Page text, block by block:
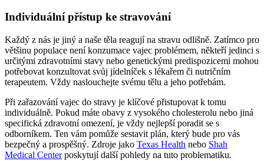
Individuální přístup ke stravování
Každý z nás je jiný a naše těla reagují na stravu odlišně. Zatímco pro
většinu populace není konzumace vajec problémem, někteří jedinci s
určitými zdravotními stavy nebo genetickými predispozicemi mohou
potřebovat konzultovat svůj jídelníček s lékařem či nutričním
terapeutem. Vždy naslouchejte svému tělu a jeho potřebám.
Při zařazování vajec do stravy je klíčové přistupovat k tomu
individuálně. Pokud máte obavy z vysokého cholesterolu nebo jiná
specifická zdravotní omezení, je vždy nejlepší poradit se s
odborníkem. Ten vám pomůže sestavit plán, který bude pro vás
bezpečný a prospěšný. Zdroje jako Texas Health nebo Shah
Medical Centerposkytují další pohledy na tuto problematiku.